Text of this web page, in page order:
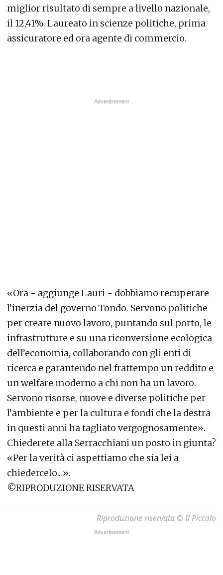
miglior risultato di sempre a livello nazionale,
il 12,41%. Laureato in scienze politiche, prima
assicuratore ed ora agente di commercio.
«Ora - aggiunge Lauri - dobbiamo recuperare
l’inerzia del governo Tondo. Servono politiche
per creare nuovo lavoro, puntando sul porto, le
infrastrutture e su una riconversione ecologica
dell’economia, collaborando con gli enti di
ricerca e garantendo nel frattempo un reddito e
un welfare moderno a chi non ha un lavoro.
Servono risorse, nuove e diverse politiche per
l’ambiente e per la cultura e fondi che la destra
in questi anni ha tagliato vergognosamente».
Chiederete alla Serracchiani un posto in giunta?
«Per la verità ci aspettiamo che sia lei a
chiedercelo...».
©RIPRODUZIONE RISERVATA
Riproduzione riservata © Il Piccolo